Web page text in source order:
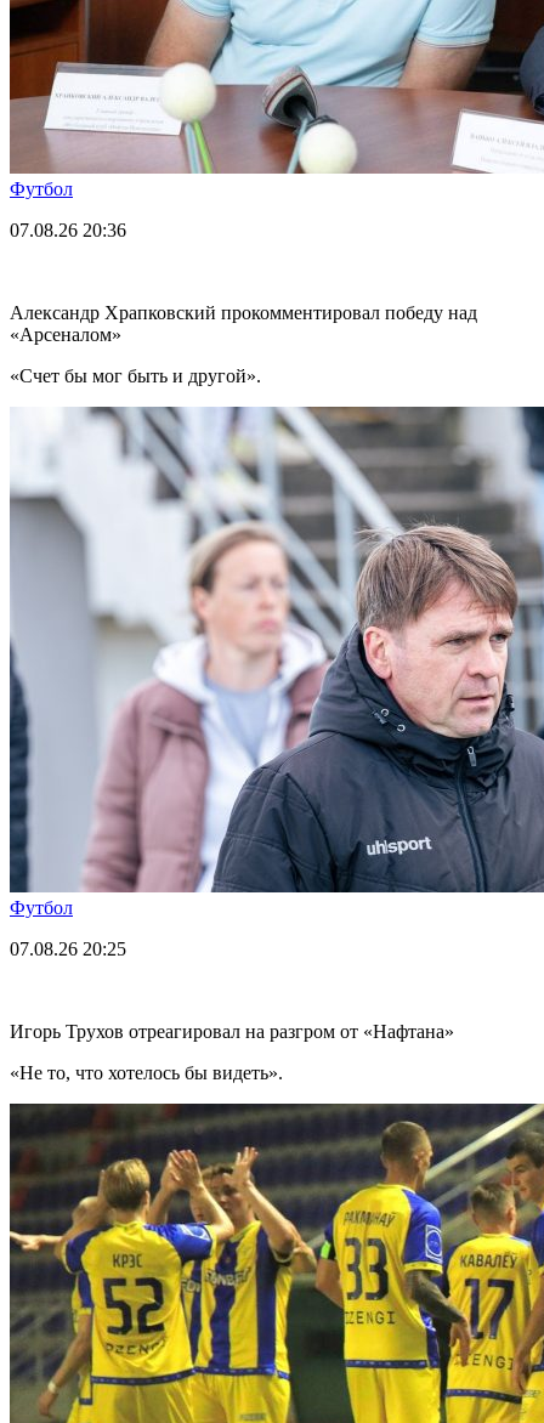
Футбол
07.08.26 20:36
Александр Храпковский прокомментировал победу над
«Арсеналом»
«Счет бы мог быть и другой».
Футбол
07.08.26 20:25
Игорь Трухов отреагировал на разгром от «Нафтана»
«Не то, что хотелось бы видеть».